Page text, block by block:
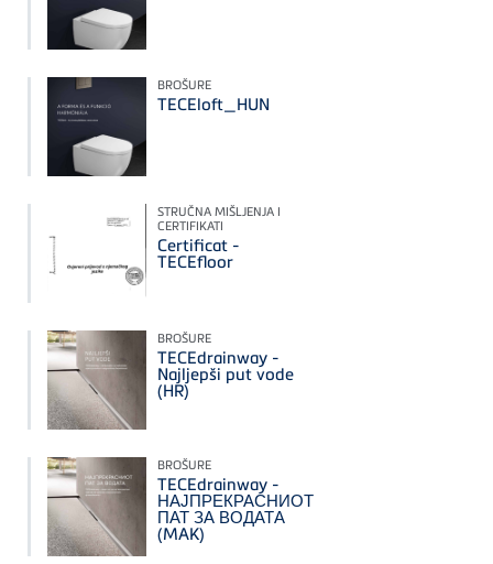
BROŠURE
TECEloft_HUN
STRUČNA MIŠLJENJA I
CERTIFIKATI
Certificat -
TECEfloor
BROŠURE
TECEdrainway -
Najljepši put vode
(HR)
BROŠURE
TECEdrainway -
НАЈПРЕКРАСНИОТ
ПАТ ЗА ВОДАТА
(MAK)